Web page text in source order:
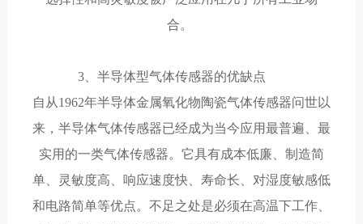
合。
3、半导体型气体传感器的优缺点
自从1962年半导体金属氧化物陶瓷气体传感器问世以
来，半导体气体传感器已经成为当今应用最普遍、最
实用的一类气体传感器。它具有成本低廉、制造简
单、灵敏度高、响应速度快、寿命长、对湿度敏感低
和电路简单等优点。不足之处是必须在高温下工作、